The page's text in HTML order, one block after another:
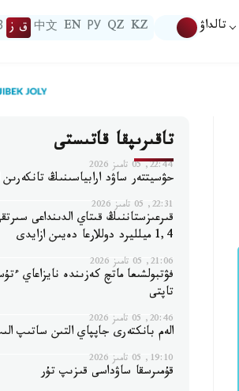
تالداۋ KZ
QZ
РУ
EN
中文 ق ز
تاقىرىپقا قاتىستى
22:44, 05 تامىز 2026
حۋسيتتەر ساۋد ارابياسىنىڭ تانكەرىن
22:31, 05 تامىز 2026
قىرعىزستاننىڭ قىتاي الدىنداعى
1,4 ميلليرد دوللارعا دەيىن ازايدى
21:06, 05 تامىز 2026
فۋتبولشىعا ماتچ كەزىندە نايزاعاي
تاپتى
20:46, 05 تامىز 2026
الەم بانكتەرى جاپپاي التىن ساتىپ
19:10, 05 تامىز 2026
قۇمىرسقا ساۋداسى قىزىپ تۇر